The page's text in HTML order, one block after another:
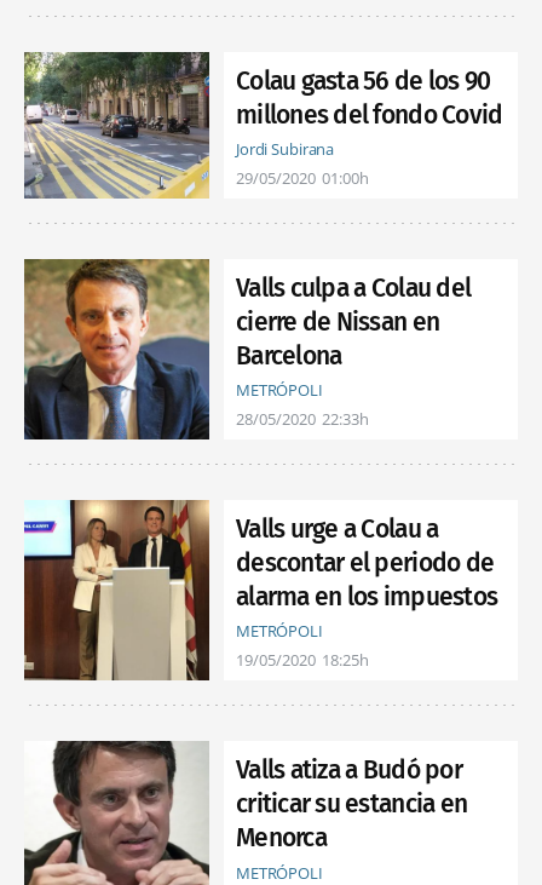
Colau gasta 56 de los 90
millones del fondo Covid
Jordi Subirana
29/05/2020 01:00h
Valls culpa a Colau del
cierre de Nissan en
Barcelona
METRÓPOLI
28/05/2020 22:33h
Valls urge a Colau a
descontar el periodo de
alarma en los impuestos
METRÓPOLI
19/05/2020 18:25h
Valls atiza a Budó por
criticar su estancia en
Menorca
METRÓPOLI